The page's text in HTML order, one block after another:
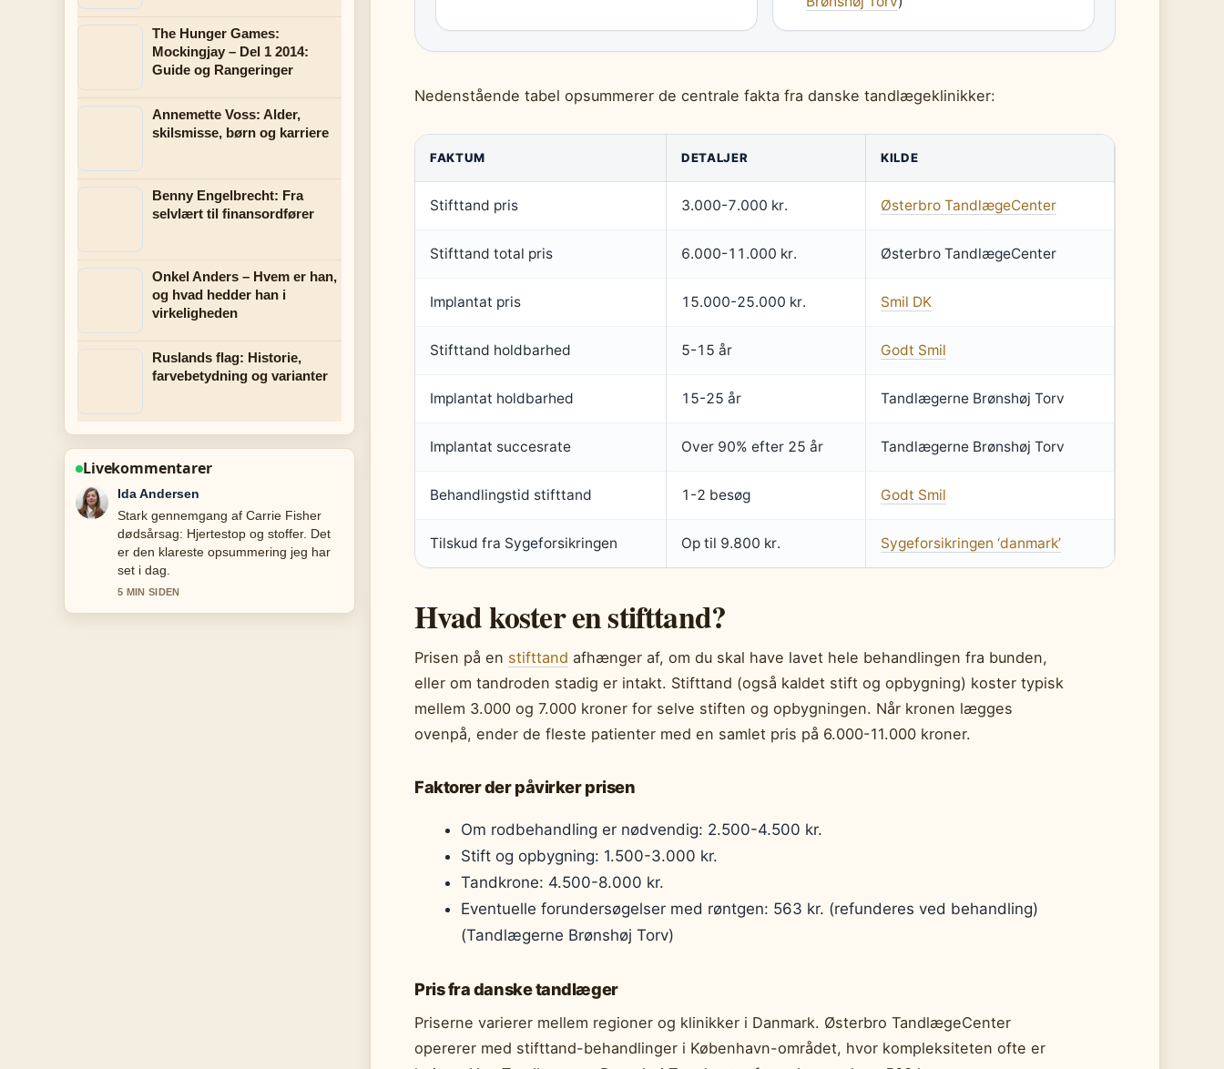
Nedenstående tabel opsummerer de centrale fakta fra danske tandlægeklinikker:
FAKTUM DETALJER KILDE
Stifttand pris 3.000-7.000 kr. Østerbro TandlægeCenter
Stifttand total pris 6.000-11.000 kr. Østerbro TandlægeCenter
Implantat pris 15.000-25.000 kr. Smil DK
Stifttand holdbarhed 5-15 år Godt Smil
Implantat holdbarhed 15-25 år Tandlægerne Brønshøj Torv
Implantat succesrate Over 90% efter 25 år Tandlægerne Brønshøj Torv
Behandlingstid stifttand 1-2 besøg Godt Smil
Tilskud fra Sygeforsikringen Op til 9.800 kr. Sygeforsikringen ‘danmark’
Hvad koster en stifttand?
Prisen på en stifttand afhænger af, om du skal have lavet hele behandlingen fra bunden,
eller om tandroden stadig er intakt. Stifttand (også kaldet stift og opbygning) koster typisk
mellem 3.000 og 7.000 kroner for selve stiften og opbygningen. Når kronen lægges
ovenpå, ender de fleste patienter med en samlet pris på 6.000-11.000 kroner.
Faktorer der påvirker prisen
Om rodbehandling er nødvendig: 2.500-4.500 kr.
Stift og opbygning: 1.500-3.000 kr.
Tandkrone: 4.500-8.000 kr.
Eventuelle forundersøgelser med røntgen: 563 kr. (refunderes ved behandling)
(Tandlægerne Brønshøj Torv)
Pris fra danske tandlæger
Priserne varierer mellem regioner og klinikker i Danmark. Østerbro TandlægeCenter
opererer med stifttand-behandlinger i København-området, hvor kompleksiteten ofte er
The Hunger Games:
Mockingjay – Del 1 2014:
Guide og Rangeringer
Annemette Voss: Alder,
skilsmisse, børn og karriere
Benny Engelbrecht: Fra
selvlært til finansordfører
Onkel Anders – Hvem er han,
og hvad hedder han i
virkeligheden
Ruslands flag: Historie,
farvebetydning og varianter
Livekommentarer
Emil Knudsen
Folgningen af Adidas træningsdragt:
stilråd, historie og aldersneutral mode
er balanceret og let at forsta.
7 MIN SIDEN